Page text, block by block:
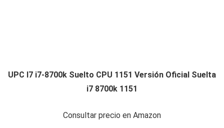
UPC I7 i7-8700k Suelto CPU 1151 Versión Oficial Suelta
i7 8700k 1151
Consultar precio en Amazon